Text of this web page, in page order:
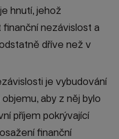
hnutí, jehož
finanční nezávislost a
dříve než v
je vybudování
aby z něj bylo
příjem pokrývající
finanční